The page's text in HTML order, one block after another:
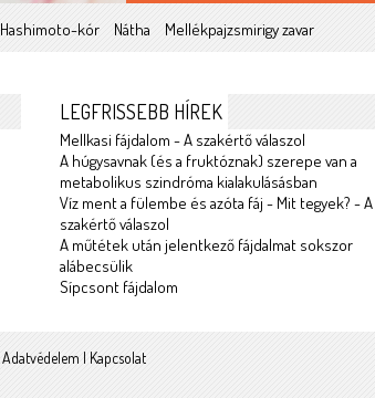
Hashimoto-kór Nátha Mellékpajzsmirigy zavar
LEGFRISSEBB HÍREK
Mellkasi fájdalom - A szakértő válaszol
A húgysavnak (és a fruktóznak) szerepe van a
metabolikus szindróma kialakulásásban
Víz ment a fülembe és azóta fáj - Mit tegyek? - A
szakértő válaszol
A műtétek után jelentkező fájdalmat sokszor
alábecsülik
Sípcsont fájdalom
Adatvédelem | Kapcsolat